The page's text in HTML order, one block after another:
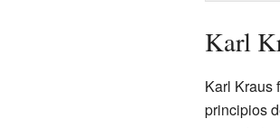
Karl
Karl Kraus
principios